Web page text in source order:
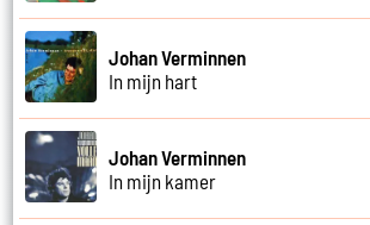
Johan Verminnen
In mijn hart
Johan Verminnen
In mijn kamer